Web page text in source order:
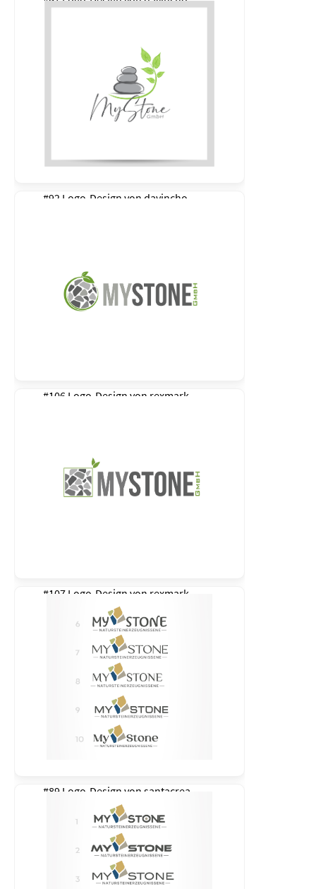
#92 Logo-Design von davincho
#106 Logo-Design von rexmark
#107 Logo-Design von rexmark
#89 Logo-Design von santacrea